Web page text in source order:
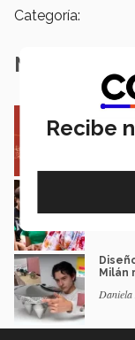
Categoría:
Notas
Entre
Milán
Recibe